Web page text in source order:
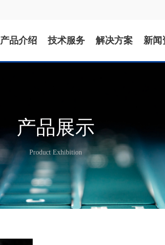
产品介绍 技术服务 解决方案 新闻
产品展示
Product Exhibition